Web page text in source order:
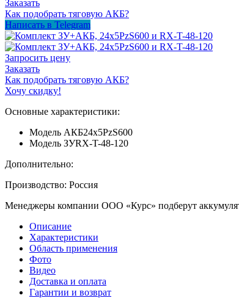
Заказать
Как подобрать тяговую АКБ?
Написать в Telegram
Запросить цену
Заказать
Как подобрать тяговую АКБ?
Хочу скидку!
Основные характеристики:
Модель АКБ24x5PzS600
Модель ЗУRX-T-48-120
Дополнительно:
Производство: Россия
Менеджеры компании ООО «Курс» подберут
Описание
Характеристики
Область применения
Фото
Видео
Доставка и оплата
Гарантии и возврат